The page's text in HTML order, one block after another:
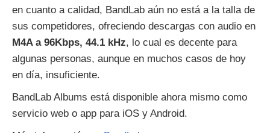
en cuanto a calidad, BandLab aún no está a la talla de
sus competidores, ofreciendo descargas con audio en
M4A a 96Kbps, 44.1 kHz, lo cual es decente para
algunas personas, aunque en muchos casos de hoy
en día, insuficiente.
BandLab Albums está disponible ahora mismo como
servicio web o app para iOS y Android.